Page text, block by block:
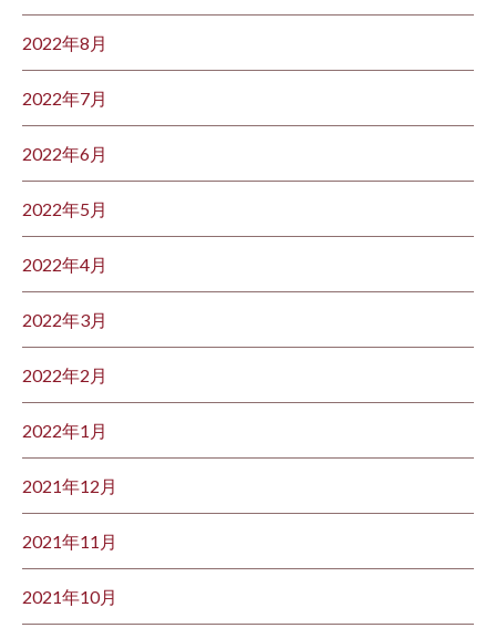
2022年8月
2022年7月
2022年6月
2022年5月
2022年4月
2022年3月
2022年2月
2022年1月
2021年12月
2021年11月
2021年10月